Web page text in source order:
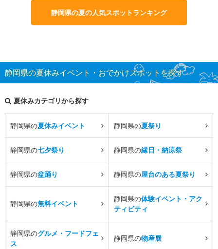
静岡県の夏の人気スポットランキング
静岡県の夏休みイベント・おでかけスポットを探す
夏休みカテゴリから探す
静岡県の夏休みイベント 静岡県の夏祭り
静岡県の七夕祭り 静岡県の縁日・納涼祭
静岡県の盆踊り 静岡県の屋台のある夏祭り
静岡県の無料イベント
静岡県の体験イベント・アク
ティビティ
静岡県のグルメ・フードフェ
ス
静岡県の物産展